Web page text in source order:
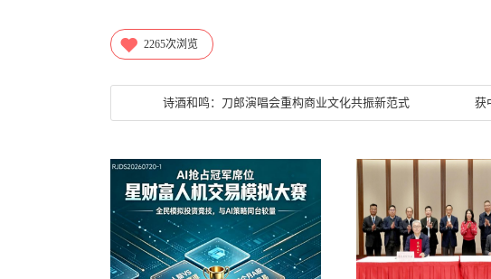
2265次浏览
诗酒和鸣：刀郎演唱会重构商业文化共振新范式